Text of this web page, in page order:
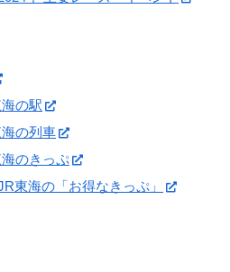
の駅
の列車
のきっぷ
東海の「お得なきっぷ」